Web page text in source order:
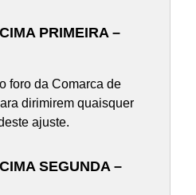
PRIMEIRA –
foro da Comarca de
dirimirem quaisquer
ajuste.
SEGUNDA –